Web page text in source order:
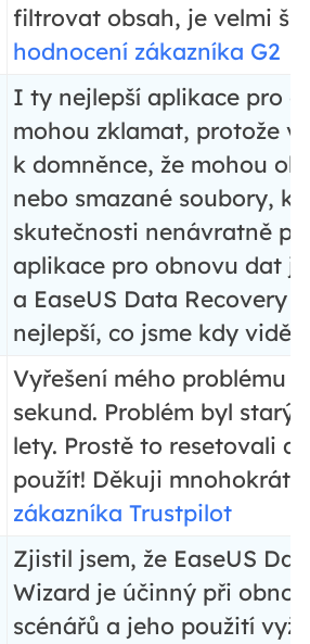
filtrovat obsah, je velmi
hodnocení zákazníka G2
I ty nejlepší aplikace pro
mohou zklamat, protože
k domněnce, že mohou
nebo smazané soubory,
skutečnosti nenávratně
aplikace pro obnovu dat
a EaseUS Data Recovery
nejlepší, co jsme kdy
Vyřešení mého problému
sekund. Problém byl starý
lety. Prostě to resetovali a
použít! Děkuji mnohokrát!
zákazníka Trustpilot
Zjistil jsem, že EaseUS
Wizard je účinný při
scénářů a jeho použití